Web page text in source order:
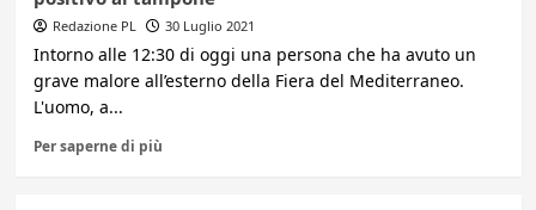
Redazione PL 30 Luglio 2021
Intorno alle 12:30 di oggi una persona che ha avuto un
grave malore all’esterno della Fiera del Mediterraneo.
L'uomo, a...
Per saperne di più